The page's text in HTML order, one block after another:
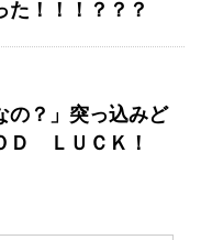
た！！！？？？
の？」突っ込みど
Ｄ ＬＵＣＫ！